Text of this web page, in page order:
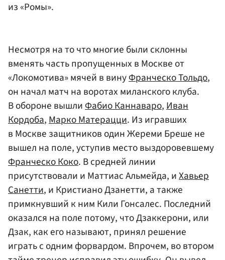
из «Ромы».
Несмотря на то что многие были склонны
вменять часть пропущенных в Москве от
«Локомотива» мячей в винуФранческо Тольдо,
он начал матч на воротах миланского клуба.
В обороне вышлиФабио Каннаваро,Иван
Кордоба,Марко Матерацци. Из игравших
в Москве защитников один Жереми Бреше не
вышел на поле, уступив место выздоровевшему
Франческо Коко. В средней линии
присутствовали и Маттиас Альмейда, иХавьер
Санетти, и Кристиано Дзанетти, а также
примкнувший к ним Кили Гонсалес. Последний
оказался на поле потому, что Дзаккерони, или
Дзак, как его называют, принял решение
играть с одним форвардом. Впрочем, во втором